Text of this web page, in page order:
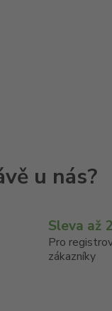
Sleva až
Pro
zákazníky